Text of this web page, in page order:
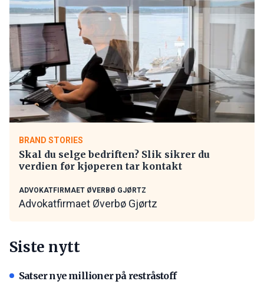
BRAND STORIES
Skal du selge bedriften? Slik sikrer du
verdien før kjøperen tar kontakt
ADVOKATFIRMAET ØVERBØ GJØRTZ
Advokatfirmaet Øverbø Gjørtz
Siste nytt
Satser nye millioner på restråstoff